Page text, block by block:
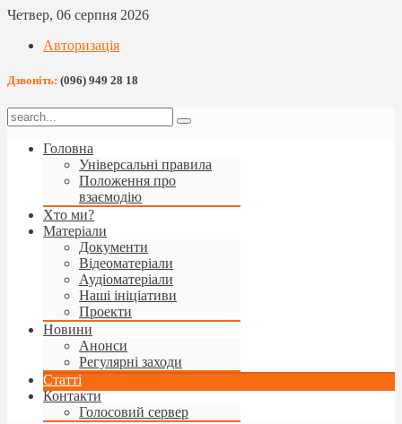
Четвер, 06 серпня 2026
Авторизація
Дзвоніть: (096) 949 28 18
Головна
Універсальні правила
Положення про
взаємодію
Хто ми?
Матеріали
Документи
Відеоматеріали
Аудіоматеріали
Наші ініціативи
Проекти
Новини
Анонси
Регулярні заходи
Статті
Контакти
Голосовий сервер